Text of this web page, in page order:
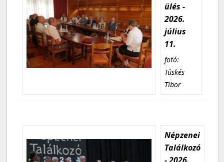
ülés -
2026.
július
11.
fotó:
Tüskés
Tibor
Népzenei
Találkozó